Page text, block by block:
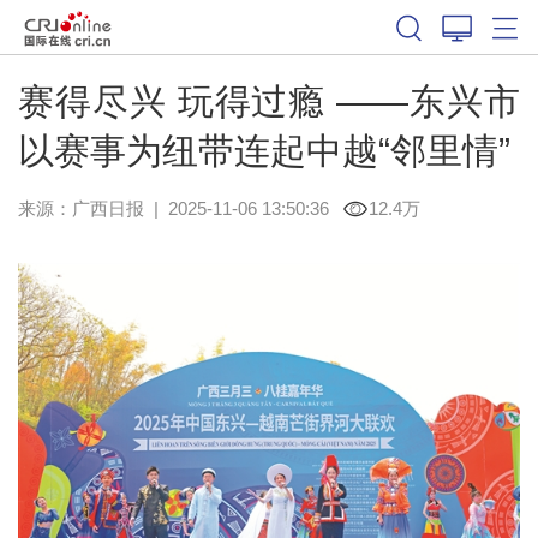
赛得尽兴 玩得过瘾 ——东兴市
以赛事为纽带连起中越“邻里情”
来源： 广西日报 | 2025-11-06 13:50:36 12.4万